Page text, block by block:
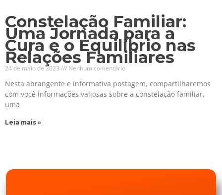
Constelação Familiar:
Uma Jornada para a
Cura e o Equilíbrio nas
Relações Familiares
24 de maio de 2023 Nenhum comentário
Nesta abrangente e informativa postagem, compartilharemos
com você informações valiosas sobre a constelação familiar,
uma
Leia mais »